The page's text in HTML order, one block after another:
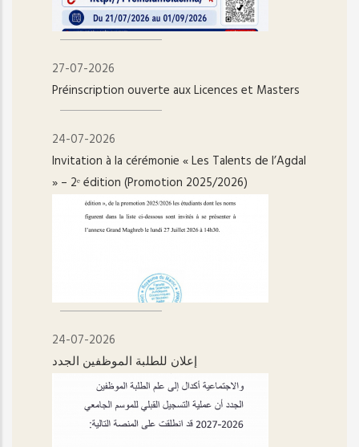
27-07-2026
Préinscription ouverte aux Licences et Masters
24-07-2026
Invitation à la cérémonie « Les Talents de l’Agdal
» – 2ᵉ édition (Promotion 2025/2026)
24-07-2026
إعلان للطلبة الموظفين الجدد